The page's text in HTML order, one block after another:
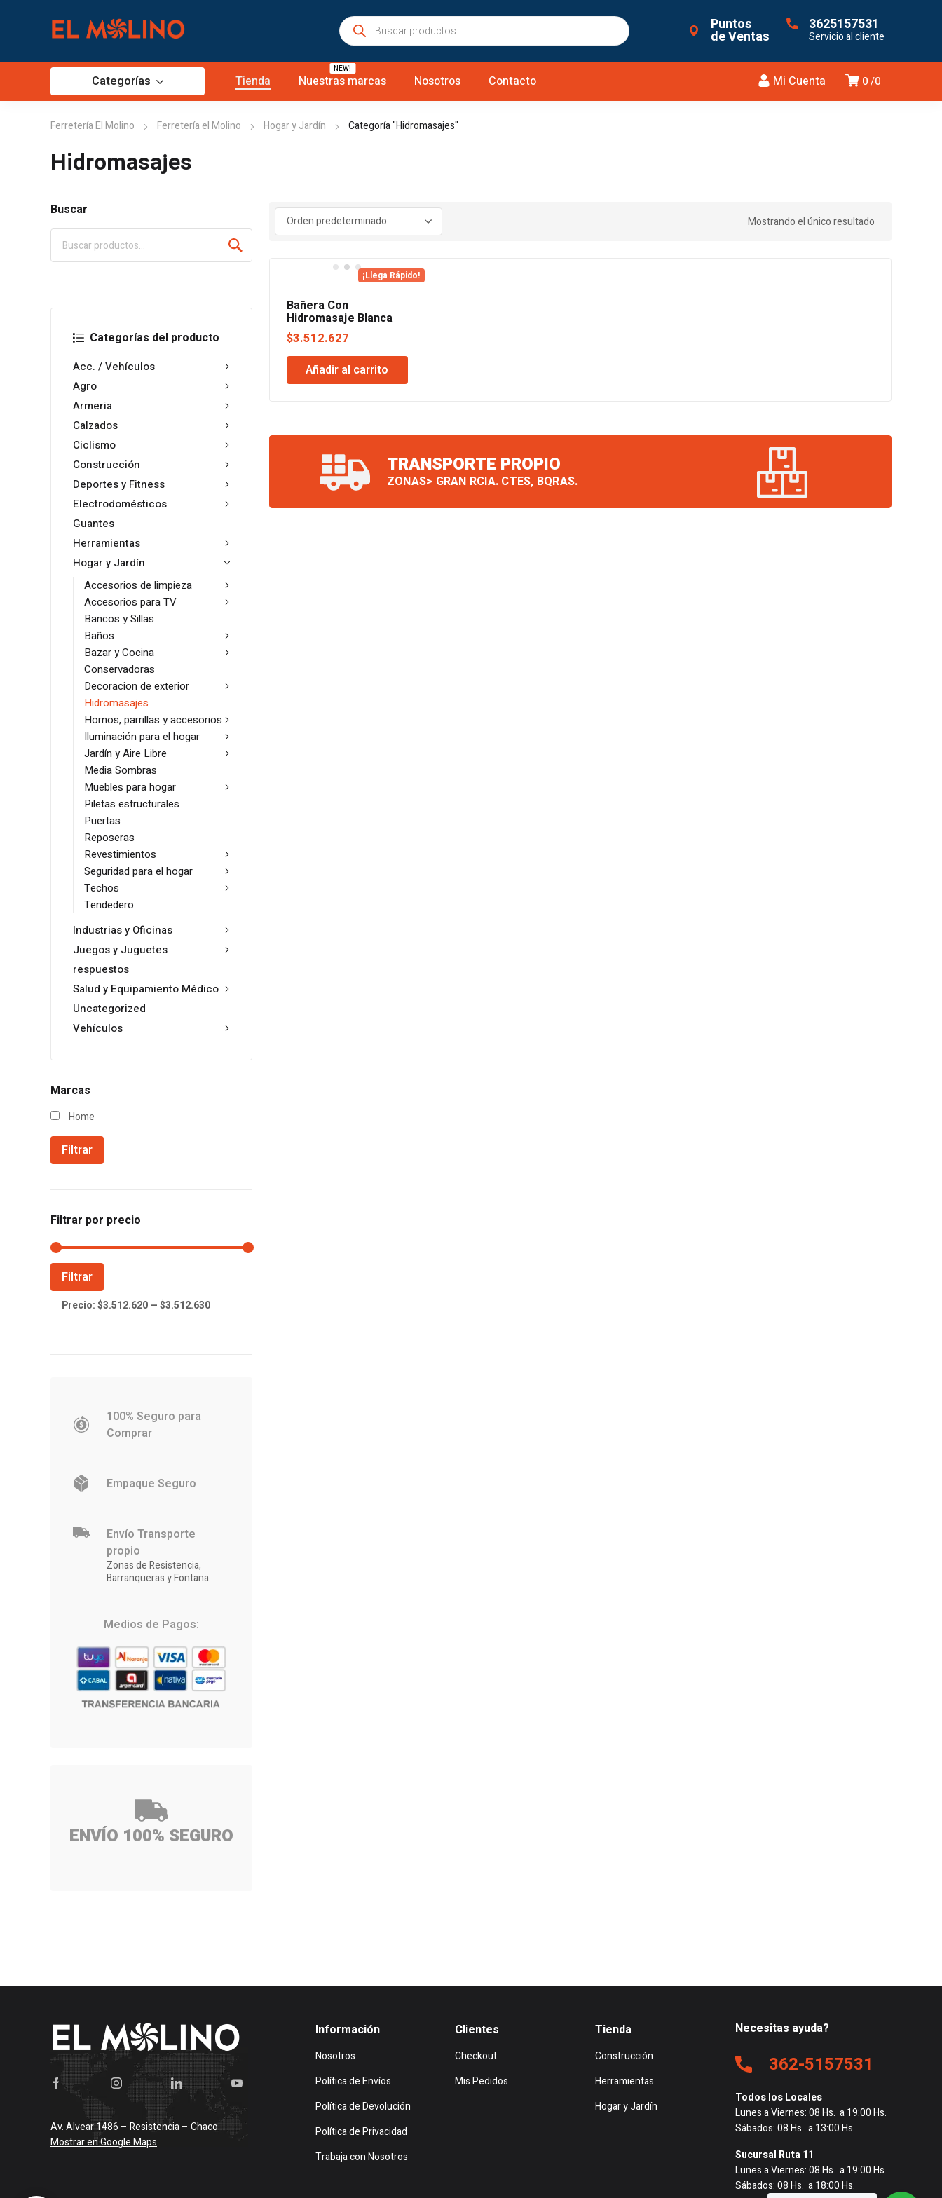
Búsqueda
de
Puntos
de Ventas
3625157531
Servicio al cliente
0 0
Mi Cuenta
Categorías Tienda Nuestras marcas
NEW!
Nosotros Contacto
Ferretería El Molino Ferretería el Molino Hogar y Jardín Categoría "Hidromasajes"
Hidromasajes
Buscar
Categorías del producto
Acc. / Vehículos
Agro
Armeria
Calzados
Ciclismo
Construcción
Deportes y Fitness
Electrodomésticos
Guantes
Herramientas
Hogar y Jardín
Accesorios de limpieza
Accesorios para TV
Bancos y Sillas
Baños
Bazar y Cocina
Conservadoras
Decoracion de exterior
Hidromasajes
Hornos, parrillas y accesorios
Iluminación para el hogar
Jardín y Aire Libre
Media Sombras
Muebles para hogar
Piletas estructurales
Puertas
Reposeras
Revestimientos
Seguridad para el hogar
Techos
Tendedero
Industrias y Oficinas
Juegos y Juguetes
respuestos
Salud y Equipamiento Médico
Uncategorized
Vehículos
Marcas
Home
Filtrar
Filtrar por precio
Precio
mínimo
Precio
máximo
Filtrar
Precio:$3.512.620—$3.512.630
100% Seguro para
Comprar
Empaque Seguro
Envío Transporte
propio
Zonas de Resistencia,
Barranqueras y Fontana.
Medios de Pagos:
ENVÍO 100% SEGURO
Mostrando el único resultado
¡Llega Rápido!
Bañera Con
Hidromasaje Blanca
Canarias Home
$3.512.627
Añadir al carrito
TRANSPORTE PROPIO
ZONAS> GRAN RCIA. CTES, BQRAS.
Av. Alvear 1486 – Resistencia – Chaco
Mostrar en Google Maps
Información
Nosotros
Política de Envíos
Política de Devolución
Política de Privacidad
Trabaja con Nosotros
Clientes
Checkout
Mis Pedidos
Tienda
Construcción
Herramientas
Hogar y Jardín
Necesitas ayuda?
362-5157531
Todos los Locales
Lunes a Viernes: 08 Hs. a 19:00 Hs.
Sábados: 08 Hs. a 13:00 Hs.
Sucursal Ruta 11
Lunes a Viernes: 08 Hs. a 19:00 Hs.
Sábados: 08 Hs. a 18:00 Hs.